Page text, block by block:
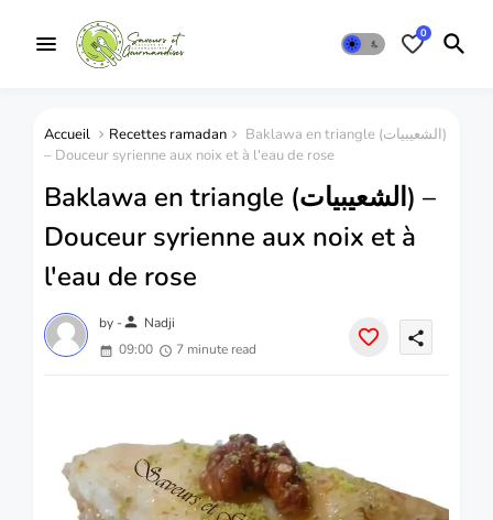
0
Accueil Recettes ramadan
Baklawa en triangle (الشعيبيات)
– Douceur syrienne aux noix et à l'eau de rose
Baklawa en triangle (الشعيبيات) –
Douceur syrienne aux noix et à
l'eau de rose
by -person Nadji
09:00
7 minute read
share